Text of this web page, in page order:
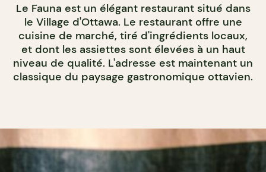
Le Fauna est un élégant restaurant situé dans
le Village d'Ottawa. Le restaurant offre une
cuisine de marché, tiré d'ingrédients locaux,
et dont les assiettes sont élevées à un haut
niveau de qualité. L'adresse est maintenant un
classique du paysage gastronomique ottavien.